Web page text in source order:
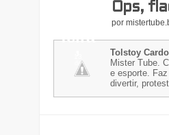
feira
de
Ops,
por
Tolstoy
Mister Tube.
e esporte.
divertir,